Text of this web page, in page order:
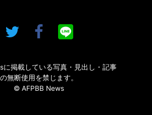
に掲載している写真・見出し・記事
の無断使用を禁じます。
© AFPBB News